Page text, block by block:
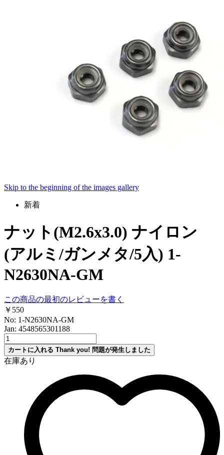
Skip to the beginning of the images gallery
新着
ナット(M2.6x3.0) ナイロン
(アルミ/ガンメタ/5入) 1-
N2630NA-GM
この商品の最初のレビューを書く
￥550
No: 1-N2630NA-GM
Jan: 4548565301188
カートに入れる Thank you! 問題が発生しました
在庫あり